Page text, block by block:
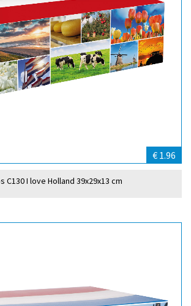
€ 1.96
C130 I love Holland 39x29x13 cm